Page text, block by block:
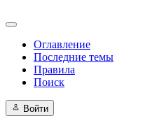
Оглавление
Последние темы
Правила
Поиск
Войти